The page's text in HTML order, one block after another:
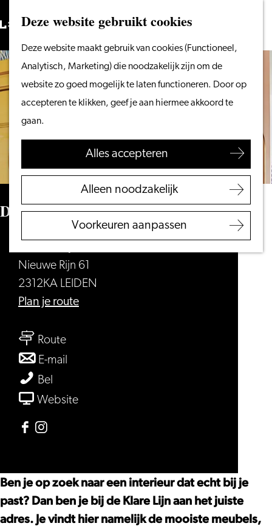
Deze website gebruikt cookies
Deze website maakt gebruik van cookies (Functioneel,
Analytisch, Marketing) die noodzakelijk zijn om de
website zo goed mogelijk te laten functioneren. Door op
accepteren te klikken, geef je aan hiermee akkoord te
gaan.
Alles accepteren
Alleen noodzakelijk
Voorkeuren aanpassen
Ga
naar
de
homepage
Menu
ZoekenVanaf het water
wandelen
Winkelen
Eten & drinken
Met kinderen
VVV Leiden
Bereikbaarheid
Regio Leiden
Zoeken
De Klare Lijn
Nieuwe Rijn 61
2312KA LEIDEN
Plan je routenaar
Routenaar
De
Lijn
E-mail
Klare
Bel
Klare
Websitevan
Facebook
Klare
Lijn
Instagram
Klare
Lijn
Ben je op zoek naar een interieur dat echt bij je
past? Dan ben je bij de Klare Lijn aan het juiste
adres. Je vindt hier namelijk de mooiste meubels,